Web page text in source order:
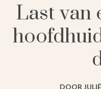
⁠Last van
DOOR